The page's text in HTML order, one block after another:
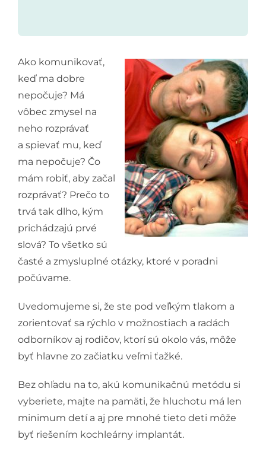
Ako komunikovať,
keď ma dobre
nepočuje? Má
vôbec zmysel na
neho rozprávať
a spievať mu, keď
ma nepočuje? Čo
mám robiť, aby začal
rozprávať? Prečo to
trvá tak dlho, kým
prichádzajú prvé
slová? To všetko sú
časté a zmysluplné otázky, ktoré v poradni
počúvame.
Uvedomujeme si, že ste pod veľkým tlakom a
zorientovať sa rýchlo v možnostiach a radách
odborníkov aj rodičov, ktorí sú okolo vás, môže
byť hlavne zo začiatku veľmi ťažké.
Bez ohľadu na to, akú komunikačnú metódu si
vyberiete, majte na pamäti, že hluchotu má len
minimum detí a aj pre mnohé tieto deti môže
byť riešením kochleárny implantát.